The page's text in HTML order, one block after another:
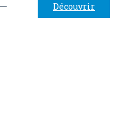
Découvrir